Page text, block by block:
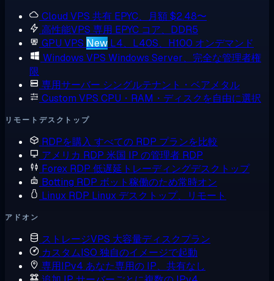
Cloud VPS 共有 EPYC、月額 $2.48〜
高性能VPS 専用 EPYC コア、DDR5
GPU VPS New L4、L40S、H100 オンデマンド
Windows VPS Windows Server、完全な管理者権
限
専用サーバー シングルテナント・ベアメタル
Custom VPS CPU・RAM・ディスクを自由に選択
リモートデスクトップ
RDPを購入 すべての RDP プランを比較
アメリカ RDP 米国 IP の管理者 RDP
Forex RDP 低遅延トレーディングデスクトップ
Botting RDP ボット稼働のため常時オン
Linux RDP Linux デスクトップ、リモート
アドオン
ストレージVPS 大容量ディスクプラン
カスタムISO 独自のイメージで起動
専用IPv4 あなた専用の IP、共有なし